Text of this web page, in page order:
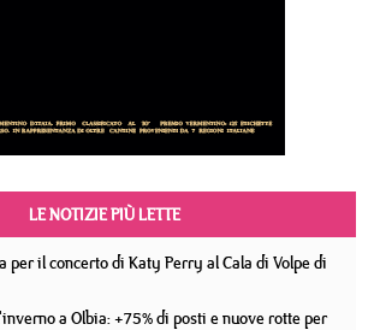
LE NOTIZIE PIÙ LETTE
per il concerto di Katy Perry al Cala di Volpe di
a Olbia: +75% di posti e nuove rotte per